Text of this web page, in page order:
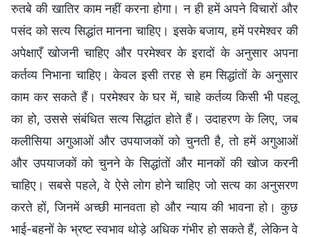
रुतबे की खातिर काम नहीं करना होगा। न ही हमें अपने विचारों और
पसंद को सत्य सिद्धांत मानना चाहिए। इसके बजाय, हमें परमेश्वर की
अपेक्षाएँ खोजनी चाहिए और परमेश्वर के इरादों के अनुसार अपना
कर्तव्य निभाना चाहिए। केवल इसी तरह से हम सिद्धांतों के अनुसार
काम कर सकते हैं। परमेश्वर के घर में, चाहे कर्तव्य किसी भी पहलू
का हो, उससे संबंधित सत्य सिद्धांत होते हैं। उदाहरण के लिए, जब
कलीसिया अगुआओं और उपयाजकों को चुनती है, तो हमें अगुआओं
और उपयाजकों को चुनने के सिद्धांतों और मानकों की खोज करनी
चाहिए। सबसे पहले, वे ऐसे लोग होने चाहिए जो सत्य का अनुसरण
करते हों, जिनमें अच्छी मानवता हो और न्याय की भावना हो। कुछ
भाई-बहनों के भ्रष्ट स्वभाव थोड़े अधिक गंभीर हो सकते हैं, लेकिन वे